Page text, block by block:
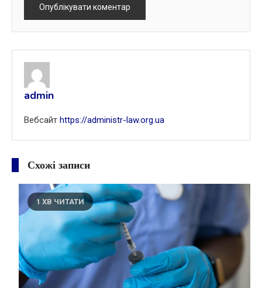
admin
Вебсайт https://administr-law.org.ua
Схожі записи
1 ХВ ЧИТАТИ